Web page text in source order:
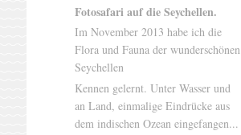
Fotosafari auf die Seychellen.
Im November 2013 habe ich die
Flora und Fauna der wunderschönen
Seychellen
Kennen gelernt. Unter Wasser und
an Land, einmalige Eindrücke aus
dem indischen Ozean eingefangen...